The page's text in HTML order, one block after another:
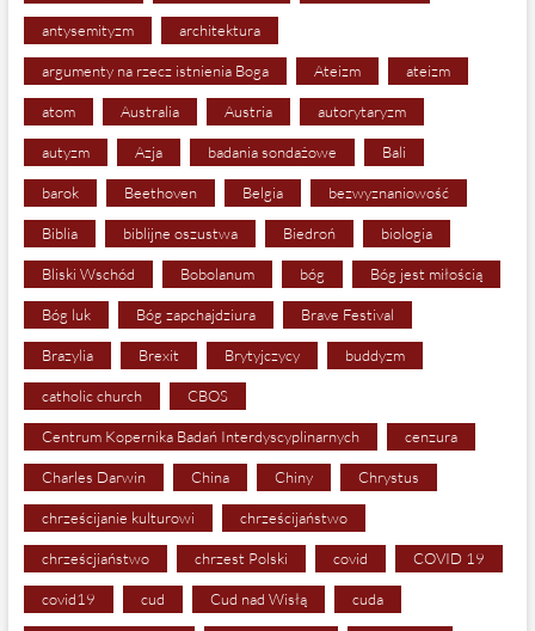
antysemityzm architektura
argumenty na rzecz istnienia Boga Ateizm ateizm
atom Australia Austria autorytaryzm
autyzm Azja badania sondażowe Bali
barok Beethoven Belgia bezwyznaniowość
Biblia biblijne oszustwa Biedroń biologia
Bliski Wschód Bobolanum bóg Bóg jest miłością
Bóg luk Bóg zapchajdziura Brave Festival
Brazylia Brexit Brytyjczycy buddyzm
catholic church CBOS
Centrum Kopernika Badań Interdyscyplinarnych cenzura
Charles Darwin China Chiny Chrystus
chrześcijanie kulturowi chrześcijaństwo
chrześcjiaństwo chrzest Polski covid COVID 19
covid19 cud Cud nad Wisłą cuda